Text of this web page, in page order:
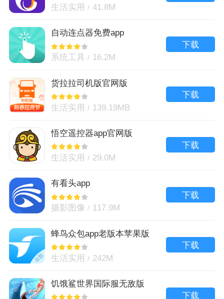
生活实用 41.8M
自动连点器免费app
系统工具 16.2M
下载
货拉拉司机版官网版
生活实用 139.19MB
下载
悟空遥控器app官网版
生活实用 29.0M
下载
有看头app
摄影图像 117.9M
下载
蜂鸟众包app老版本苹果版
生活实用 242M
下载
饥饿鲨世界国际服无敌版
下载